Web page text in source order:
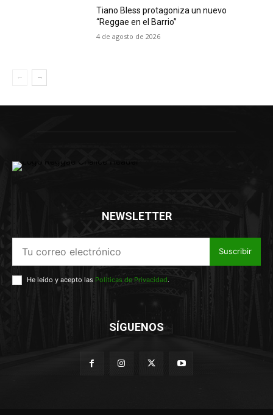
Tiano Bless protagoniza un nuevo
“Reggae en el Barrio”
4 de agosto de 2026
NEWSLETTER
Suscribir
He leído y acepto las Políticas de Privacidad.
SÍGUENOS